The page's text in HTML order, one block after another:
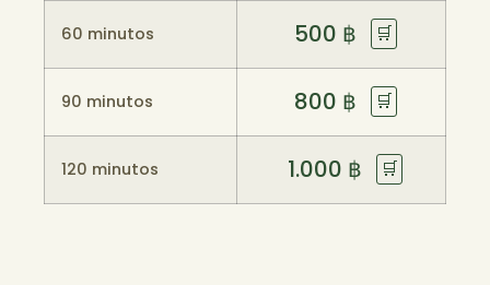
60 minutos 500 ฿ 🛒
90 minutos 800 ฿ 🛒
120 minutos 1.000 ฿ 🛒